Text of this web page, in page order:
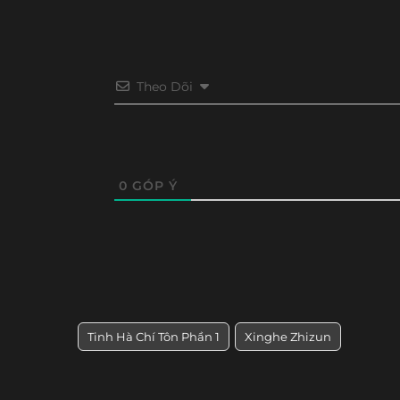
Theo Dõi
0 GÓP Ý
Tinh Hà Chí Tôn Phần 1 Xinghe Zhizun